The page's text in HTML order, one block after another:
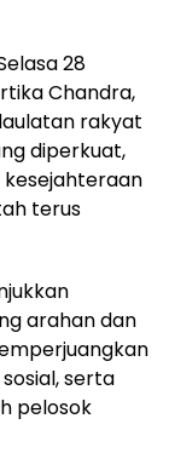
28
Chandra,
rakyat
diperkuat,
kesejahteraan
terus
arahan dan
serta
pelosok